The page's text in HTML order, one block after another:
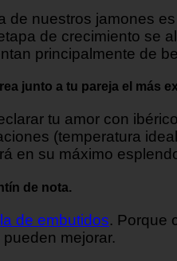
de nuestros jamones
de crecimiento se
principalmente de
junto a tu pareja el más
tu amor con
(temperatura
en su máximo
de nota.
de embutidos. Porque
mejorar.